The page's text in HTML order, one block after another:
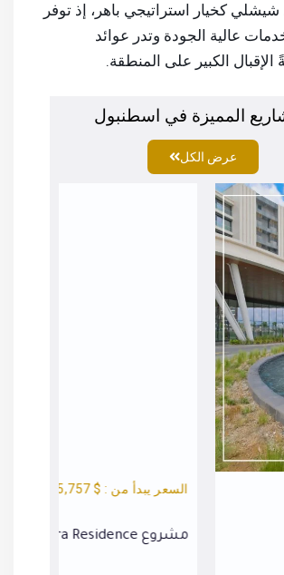
كخيار استراتيجي باهر، إذ توفر
عالية الجودة وتدر عوائد
الكبير على المنطقة.
المميزة في اسطنبول
عرض الكل